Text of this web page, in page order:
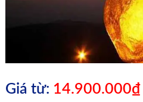
Giá từ: 14.900.000₫